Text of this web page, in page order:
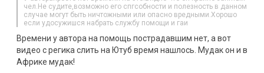
чел.Не судите,возможно его спгсобности и полезность в данном
случае могут быть ничтожными или опасно вредными.Хорошо
если удосужишся набрать службу помощи и гаи
Времени у автора на помощь пострадавшим нет, а вот
видео с регика слить на Ютуб время нашлось. Мудак он и в
Африке мудак!